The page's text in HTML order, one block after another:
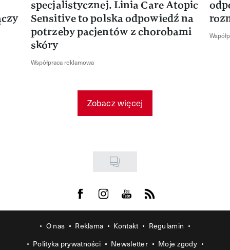
specjalistycznej. Linia Care Atopic
Sensitive to polska odpowiedź na
potrzeby pacjentów z chorobami
skóry
Współpraca reklamowa
Zobacz więcej
Visit us on Facebook
Visit us on Instagram
Visit us on Youtube
Visit us on Rss
O nas Reklama Kontakt
Regulamin
Polityka prywatności
Newsletter Moje zgody